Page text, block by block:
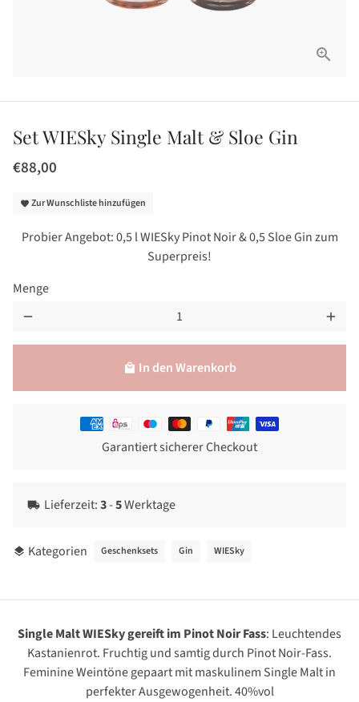
Set WIESky Single Malt & Sloe Gin
€88,00
favorite Zur Wunschliste hinzufügen
Probier Angebot: 0,5 l WIESky Pinot Noir & 0,5 Sloe Gin zum
Superpreis!
Menge
remove add
local_mall In den Warenkorb
Garantiert sicherer Checkout
Zahlungsmethoden
local_shipping Lieferzeit:3-5Werktage
layers Kategorien Geschenksets Gin WIESky
Single Malt WIESky gereift im Pinot Noir Fass: Leuchtendes
Kastanienrot. Fruchtig und samtig durch Pinot Noir-Fass.
Feminine Weintöne gepaart mit maskulinem Single Malt in
perfekter Ausgewogenheit. 40%vol